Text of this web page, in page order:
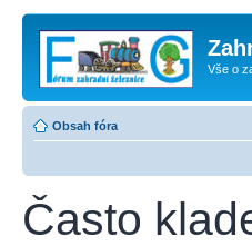
Vše o
Obsah fóra
Často